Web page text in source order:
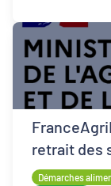
retrait des
techniques
Démarches